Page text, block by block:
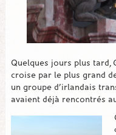
Quelques jours plus tard,
croise par le plus grand
un groupe d’irlandais
avaient déjà rencontrés